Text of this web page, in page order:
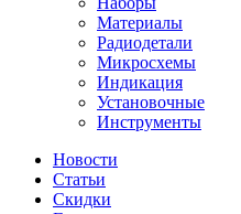
Материалы
Радиодетали
Микросхемы
Индикация
Установочные
Инструменты
Новости
Статьи
Скидки